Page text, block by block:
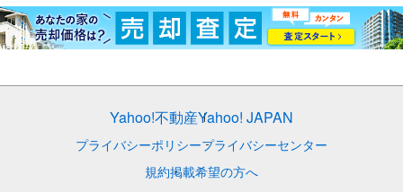
Yahoo!不動産Yahoo! JAPAN
プライバシーポリシープライバシーセンター
規約掲載希望の方へ